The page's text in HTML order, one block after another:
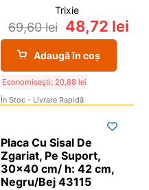
Trixie
69,60lei 48,72 lei
Adaugă în coș
Economisești: 20,88 lei
În Stoc - Livrare Rapidă
Placa Cu Sisal De
Zgariat, Pe Suport,
30×40 cm/ h: 42 cm,
Negru/Bej 43115